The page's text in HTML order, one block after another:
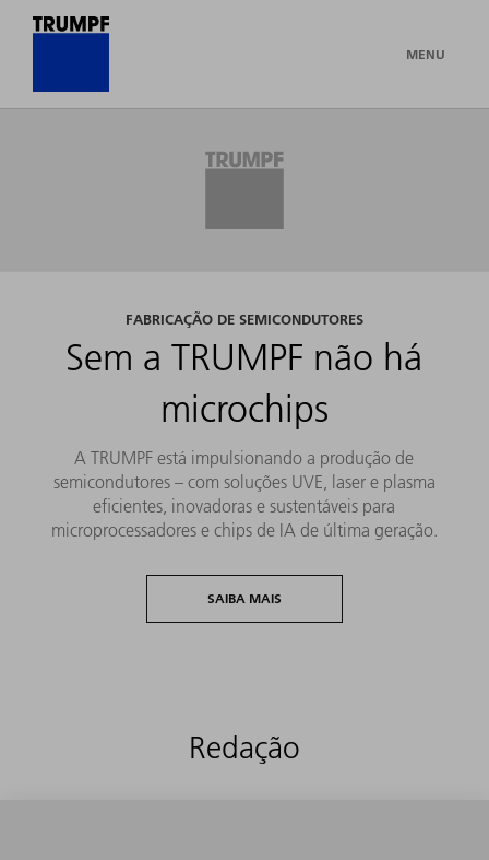
MENU
FABRICAÇÃO DE SEMICONDUTORES
Sem a TRUMPF não há
microchips
A TRUMPF está impulsionando a produção de
semicondutores – com soluções UVE, laser e plasma
eficientes, inovadoras e sustentáveis ​​para
microprocessadores e chips de IA de última geração.
SAIBA MAIS
Redação